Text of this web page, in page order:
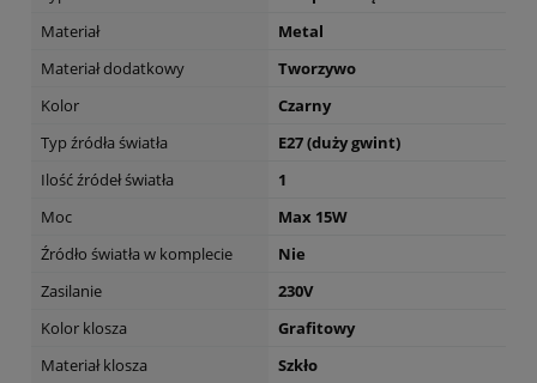
Materiał
Metal
Materiał dodatkowy
Tworzywo
Kolor
Czarny
Typ źródła światła
E27 (duży gwint)
Ilość źródeł światła
1
Moc
Max 15W
Źródło światła w komplecie
Nie
Zasilanie
230V
Kolor klosza
Grafitowy
Materiał klosza
Szkło